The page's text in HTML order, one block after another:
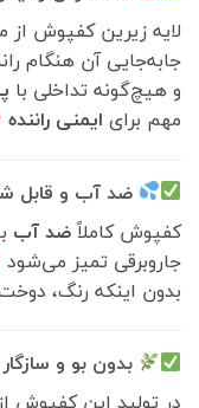
لایه زیرین کفپوش از
جابه‌جایی آن هنگام
و هیچ‌گونه تداخلی با
مهم برای ایمنی راننده
ضد آب و
کفپوش کاملاًضد آب
جاروبرقی تمیز می‌شود
بدون اینکه رنگ،
بدون بو و